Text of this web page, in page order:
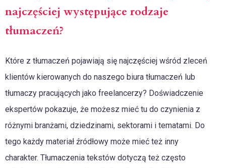
najczęściej występujące rodzaje
tłumaczeń?
Które z tłumaczeń pojawiają się najczęściej wśród zleceń
klientów kierowanych do naszego biura tłumaczeń lub
tłumaczy pracujących jako freelancerzy? Doświadczenie
ekspertów pokazuje, że możesz mieć tu do czynienia z
różnymi branżami, dziedzinami, sektorami i tematami. Do
tego każdy materiał źródłowy może mieć też inny
charakter. Tłumaczenia tekstów dotyczą też często